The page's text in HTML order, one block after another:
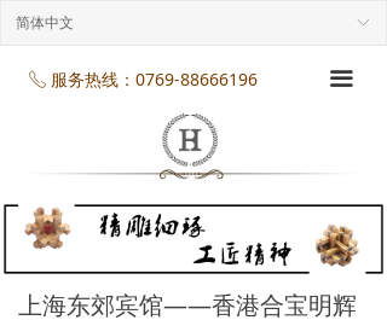
ꀅ
简体中文
끀
首页
企业介绍
项目服务
企业规模
ꂅ 服务热线：0769-88666196
上海东郊宾馆——香港合宝明辉